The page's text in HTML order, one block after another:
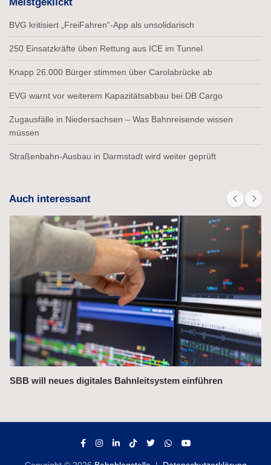
BVG kritisiert „FreiFahren“-App als unsolidarisch
250 Einsatzkräfte üben Rettung aus ICE im Tunnel
Knapp 26.000 Bürger stimmen über Carolabrücke ab
EVG warnt vor weiterem Kapazitätsabbau bei DB Cargo
Zugausfälle in Niedersachsen – Was Bahnreisende wissen
müssen
Straßenbahn-Ausbau in Darmstadt wird weiter geprüft
Auch interessant
Bahnchefin rügt Leistungsmängel im Management